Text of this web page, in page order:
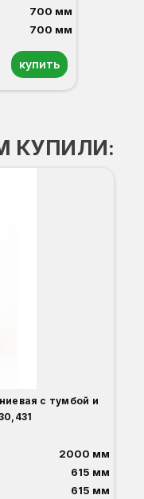
700 мм
700 мм
купить
КУПИЛИ:
с тумбой и
2000 мм
615 мм
615 мм